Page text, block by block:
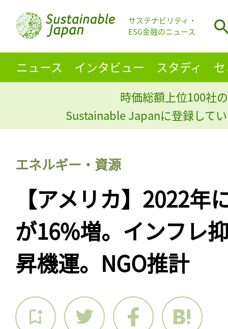
サステナビリティ・
ESG金融のニュース
ニュース インタビュー スタディ
時価総額上位100社
Sustainable Japanに登録して
エネルギー・資源
【アメリカ】2022年
が16%増。インフレ
昇機運。NGO推計